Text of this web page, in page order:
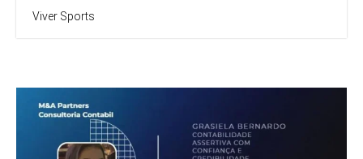
Viver Sports